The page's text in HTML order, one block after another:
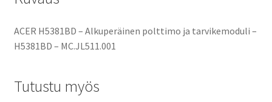
ACER H5381BD – Alkuperäinen polttimo ja tarvikemoduli –
H5381BD – MC.JL511.001
Tutustu myös